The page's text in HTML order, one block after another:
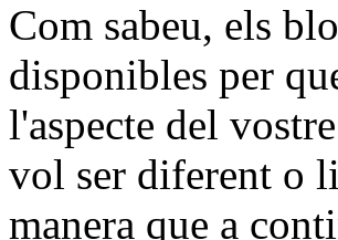
Com sabeu, els
disponibles per
l'aspecte del
vol ser diferent o li
manera que a